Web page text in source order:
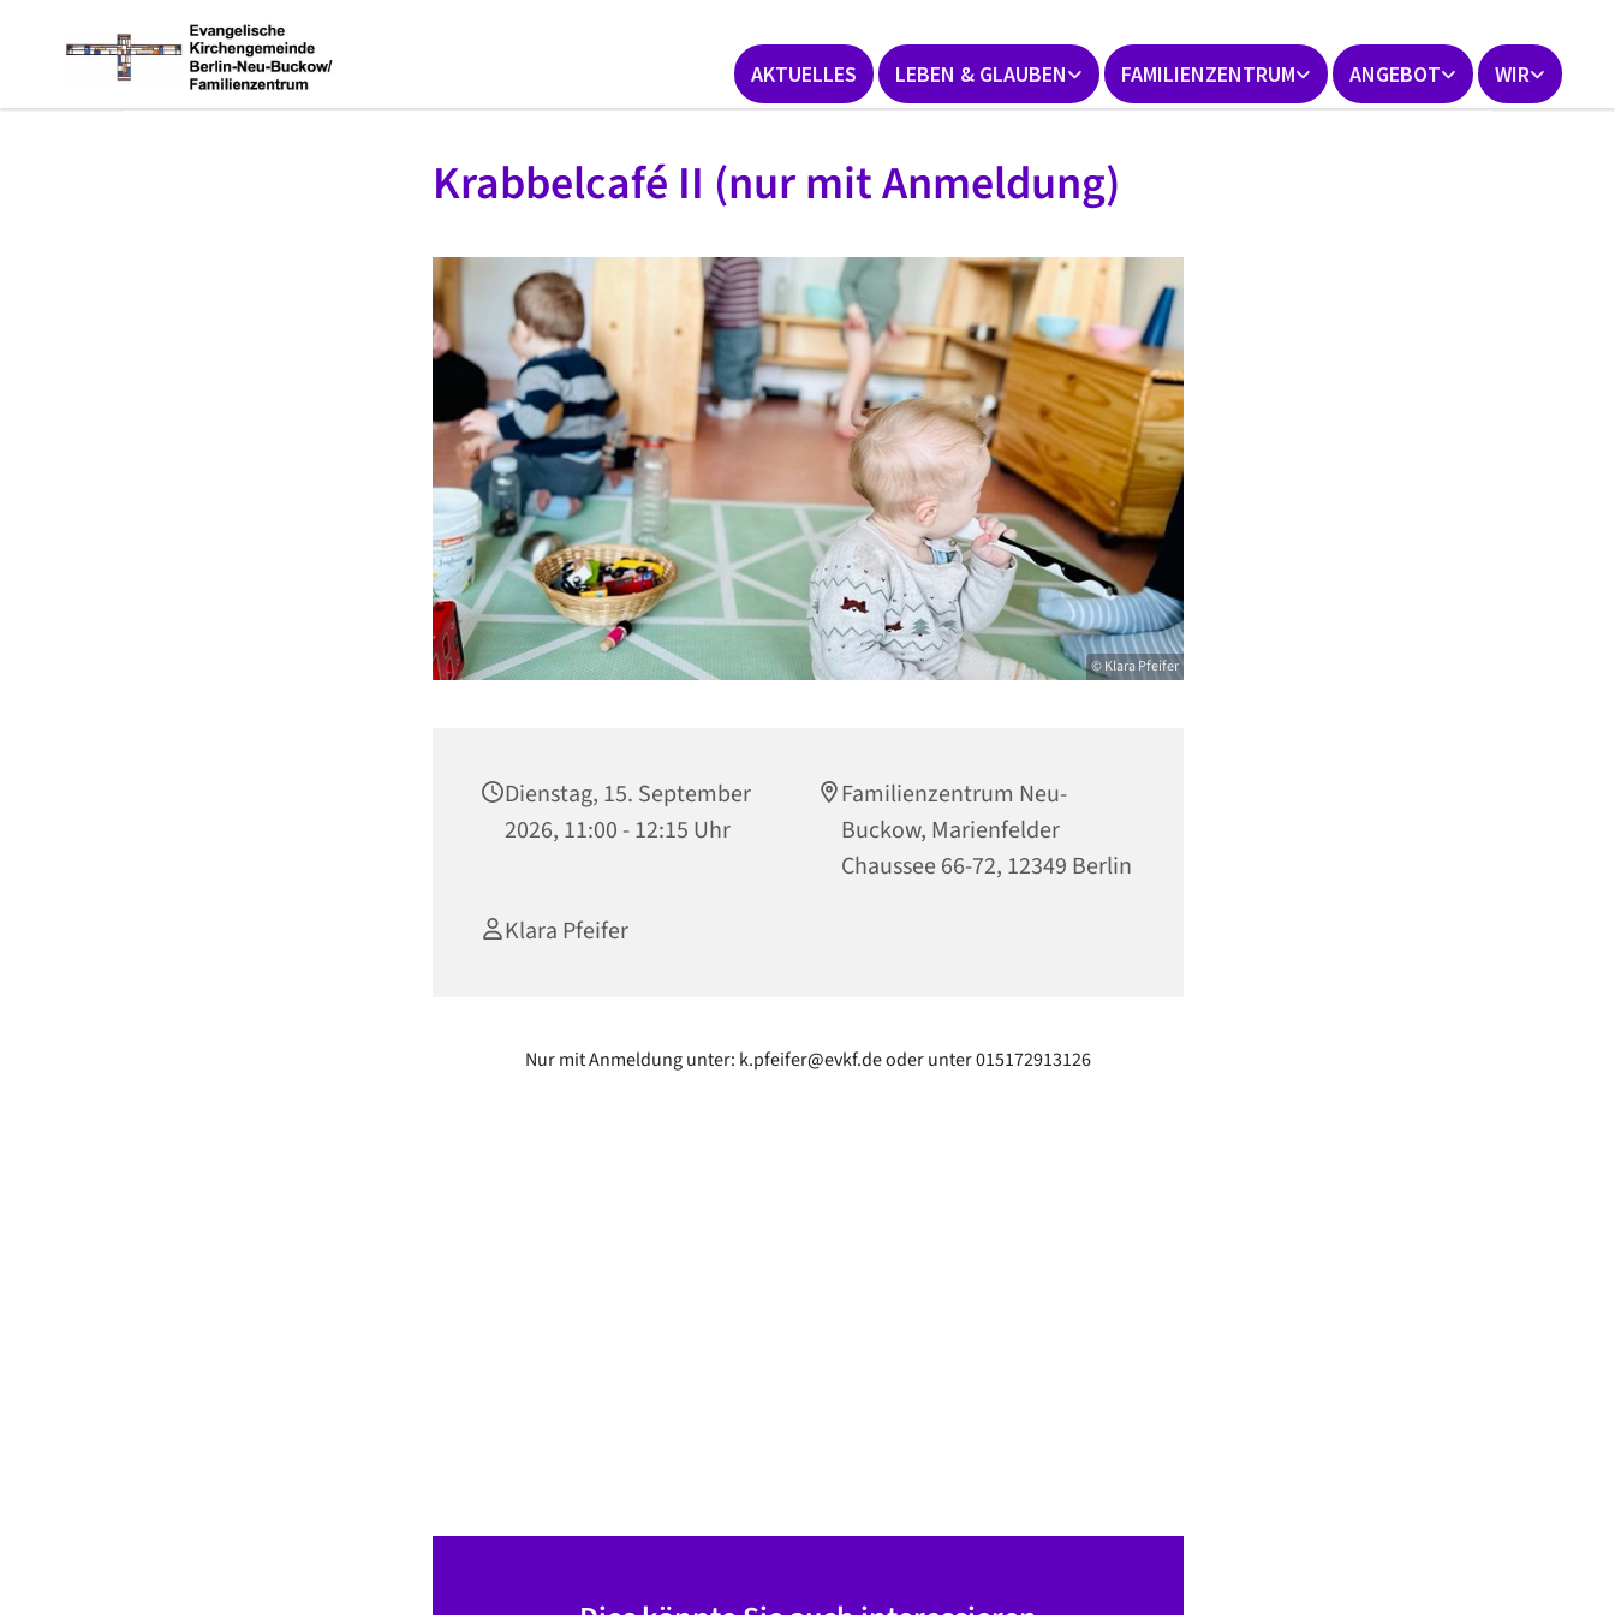
AKTUELLES LEBEN & GLAUBEN FAMILIENZENTRUM ANGEBOT WIR
Krabbelcafé II (nur mit Anmeldung)
© Klara Pfeifer
Dienstag, 15. September
2026, 11:00 - 12:15 Uhr
Familienzentrum Neu-
Buckow, Marienfelder
Chaussee 66-72, 12349 Berlin
Klara Pfeifer
Nur mit Anmeldung unter: k.pfeifer@evkf.de oder unter 015172913126